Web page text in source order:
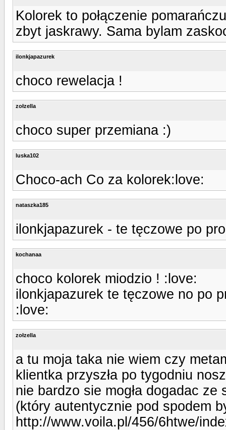
Kolorek to połączenie
zbyt jaskrawy. Sama bylam
ilonkjapazurek
choco rewelacja !
zołzella
choco super przemiana :)
luska102
Choco-ach Co za kolorek:love:
nataszka185
ilonkjapazurek - te tęczowe po
kochanaa
choco kolorek miodzio ! :love:
ilonkjapazurek te tęczowe no po
:love:
zołzella
a tu moja taka nie wiem czy
klientka przyszła po tygodniu
nie bardzo sie mogła dogadac
(który autentycznie pod spodem
http://www.voila.pl/456/6htwe/